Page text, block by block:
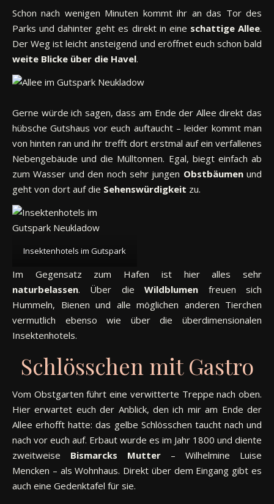
Schon nach wenigen Minuten kommt ihr an das Tor des
Parks und dahinter geht es direkt in eine schattige Allee.
Der Weg ist leicht ansteigend und eröffnet euch schon bald
weite Blicke über die Havel.
Gerne würde ich sagen, dass am Ende der Allee direkt das
hübsche Gutshaus vor euch auftaucht – leider kommt man
von hinten ran und ihr trefft dort erstmal auf ein verfallenes
Nebengebäude und die Mülltonnen. Egal, biegt einfach ab
zum Wasser und den noch sehr jungen Obstbäumenund
geht von dort auf die Sehenswürdigkeit zu.
Insektenhotels im Gutspark
Im Gegensatz zum Hafen ist hier alles sehr
naturbelassen. Über dieWildblumen freuen sich
Hummeln, Bienen und alle möglichen anderen Tierchen
vermutlich ebenso wie über die überdimensionalen
Insektenhotels.
Schlösschen mit Gastro
Vom Obstgarten führt eine verwitterte Treppe nach oben.
Hier erwartet euch der Anblick, den ich mir am Ende der
Allee erhofft hatte: das gelbe Schlösschen taucht nach und
nach vor euch auf. Erbaut wurde es im Jahr 1800 und diente
zweitweise Bismarcks Mutter – Wilhelmine Luise
Mencken – als Wohnhaus. Direkt über dem Eingang gibt es
auch eine Gedenktafel für sie.